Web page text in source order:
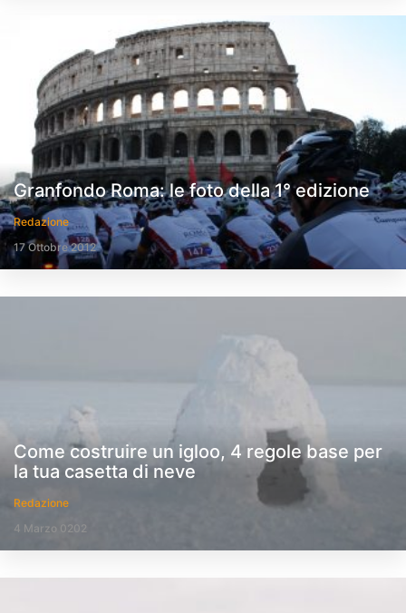
Granfondo Roma: le foto della 1° edizione
Redazione
17 Ottobre 2012
Come costruire un igloo, 4 regole base per
la tua casetta di neve
Redazione
4 Marzo 0202